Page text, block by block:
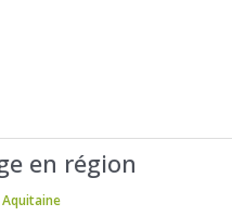
en région
Aquitaine